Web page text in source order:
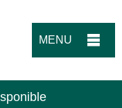
MENU